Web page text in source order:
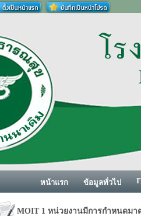
หน้าแรก ข้อมูลทั่วไป
MOIT 1 หน่วยงานมีการกำหนดม